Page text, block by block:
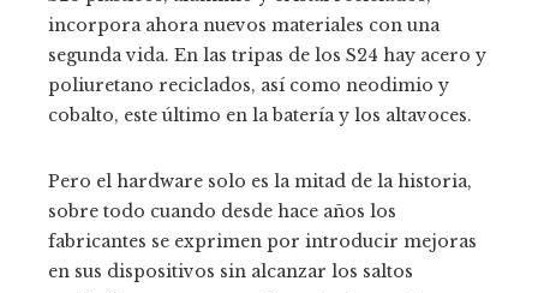
incorpora ahora nuevos materiales con una
segunda vida. En las tripas de los S24 hay acero y
poliuretano reciclados, así como neodimio y
cobalto, este último en la batería y los altavoces.
Pero el hardware solo es la mitad de la historia,
sobre todo cuando desde hace años los
fabricantes se exprimen por introducir mejoras
en sus dispositivos sin alcanzar los saltos